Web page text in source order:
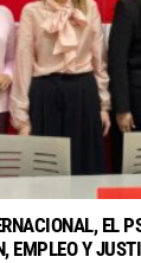
EL
EMPLEO Y